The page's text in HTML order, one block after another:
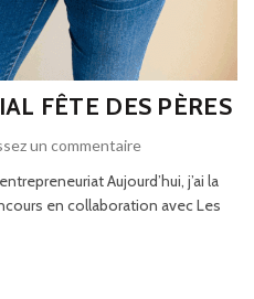
FÊTE DES PÈRES
un commentaire
Aujourd’hui, j’ai la
en collaboration avec Les